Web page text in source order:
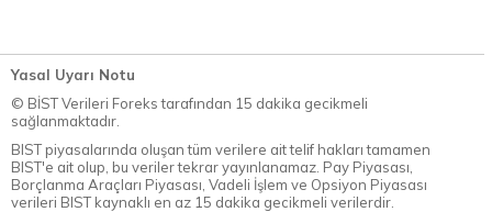
Yasal Uyarı Notu
© BİST Verileri Foreks tarafından 15 dakika gecikmeli
sağlanmaktadır.
BIST piyasalarında oluşan tüm verilere ait telif hakları tamamen
BIST'e ait olup, bu veriler tekrar yayınlanamaz. Pay Piyasası,
Borçlanma Araçları Piyasası, Vadeli İşlem ve Opsiyon Piyasası
verileri BIST kaynaklı en az 15 dakika gecikmeli verilerdir.